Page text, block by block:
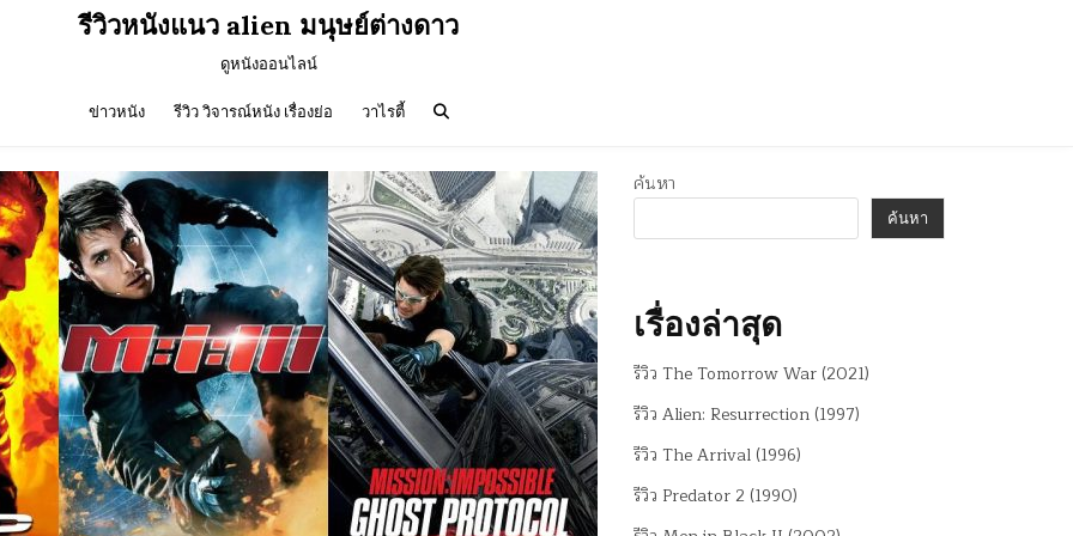
รีวิวหนังแนว alien มนุษย์ต่างดาว
ดูหนังออนไลน์
ข่าวหนัง รีวิว วิจารณ์หนัง เรื่องย่อ วาไรตี้
ค้นหา
ค้นหา
เรื่องล่าสุด
รีวิว The Tomorrow War (2021)
รีวิว Alien: Resurrection (1997)
รีวิว The Arrival (1996)
รีวิว Predator 2 (1990)